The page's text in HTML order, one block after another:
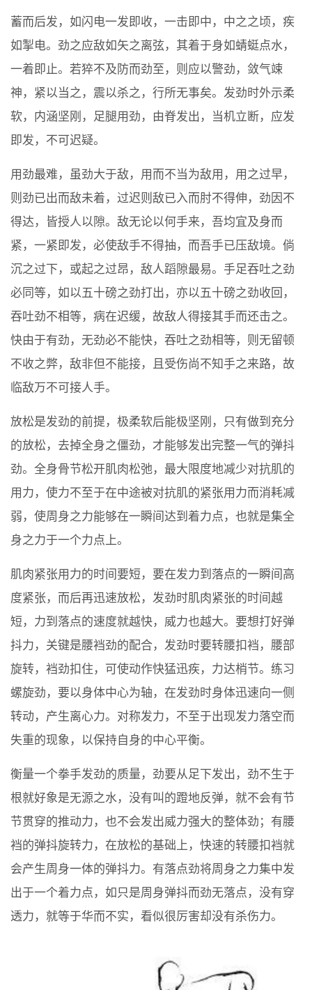
蓄而后发，如闪电一发即收，一击即中，中之之顷，疾
如掣电。劲之应敌如矢之离弦，其着于身如蜻蜓点水，
一着即止。若猝不及防而劲至，则应以警劲，敛气竦
神，紧以当之，震以杀之，行所无事矣。发劲时外示柔
软，内涵坚刚，足腿用劲，由脊发出，当机立断，应发
即发，不可迟疑。
用劲最难，虽劲大于敌，用而不当为敌用，用之过早，
则劲已出而敌未着，过迟则敌已入而肘不得伸，劲因不
得达，皆授人以隙。敌无论以何手来，吾均宜及身而
紧，一紧即发，必使敌手不得抽，而吾手已压敌境。倘
沉之过下，或起之过昂，敌人蹈隙最易。手足吞吐之劲
必同等，如以五十磅之劲打出，亦以五十磅之劲收回，
吞吐劲不相等，病在迟缓，故敌人得接其手而还击之。
快由于有劲，无劲必不能快，吞吐之劲相等，则无留顿
不收之弊，敌非但不能接，且受伤尚不知手之来路，故
临敌万不可接人手。
放松是发劲的前提，极柔软后能极坚刚，只有做到充分
的放松，去掉全身之僵劲，才能够发出完整一气的弹抖
劲。全身骨节松开肌肉松弛，最大限度地减少对抗肌的
用力，使力不至于在中途被对抗肌的紧张用力而消耗减
弱，使周身之力能够在一瞬间达到着力点，也就是集全
身之力于一个力点上。
肌肉紧张用力的时间要短，要在发力到落点的一瞬间高
度紧张，而后再迅速放松，发劲时肌肉紧张的时间越
短，力到落点的速度就越快，威力也越大。要想打好弹
抖力，关键是腰裆劲的配合，发劲时要转腰扣裆，腰部
旋转，裆劲扣住，可使动作快猛迅疾，力达梢节。练习
螺旋劲，要以身体中心为轴，在发劲时身体迅速向一侧
转动，产生离心力。对称发力，不至于出现发力落空而
失重的现象，以保持自身的中心平衡。
衡量一个拳手发劲的质量，劲要从足下发出，劲不生于
根就好象是无源之水，没有叫的蹬地反弹，就不会有节
节贯穿的推动力，也不会发出威力强大的整体劲；有腰
裆的弹抖旋转力，在放松的基础上，快速的转腰扣裆就
会产生周身一体的弹抖力。有落点劲将周身之力集中发
出于一个着力点，如只是周身弹抖而劲无落点，没有穿
透力，就等于华而不实，看似很厉害却没有杀伤力。